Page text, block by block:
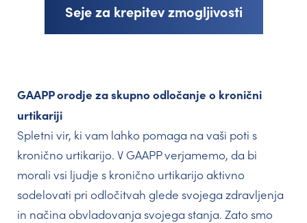
Seje za krepitev zmogljivosti
GAAPP orodje za skupno odločanje o kronični
urtikariji
Spletni vir, ki vam lahko pomaga na vaši poti s
kronično urtikarijo. V GAAPP verjamemo, da bi
morali vsi ljudje s kronično urtikarijo aktivno
sodelovati pri odločitvah glede svojega zdravljenja
in načina obvladovanja svojega stanja. Zato smo